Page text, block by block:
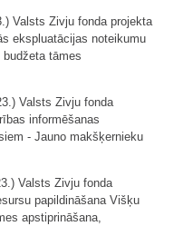
Valsts Zivju fonda projekta
ekspluatācijas noteikumu
tāmes
Valsts Zivju fonda
informēšanas
- Jauno makšķernieku
Valsts Zivju fonda
papildināšana Višķu
apstiprināšana,